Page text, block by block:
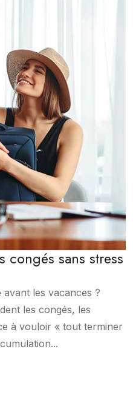
congés sans stress
les vacances ?
les congés, les
à vouloir « tout terminer